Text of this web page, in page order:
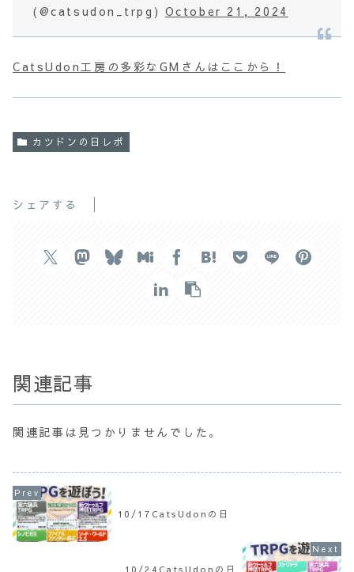
(@catsudon_trpg) October 21, 2024
CatsUdon工房の多彩なGMさんはここから！
カツドンの日レポ
シェアする
関連記事
関連記事は見つかりませんでした。
10/17CatsUdonの日
10/24CatsUdonの日